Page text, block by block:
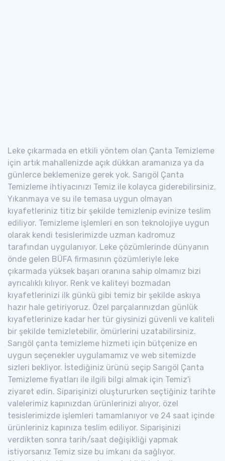
Leke çıkarmada en etkili yöntem olan Çanta Temizleme
için artık mahallenizde açık dükkan aramanıza ya da
günlerce beklemenize gerek yok. Sarıgöl Çanta
Temizleme ihtiyacınızı Temiz ile kolayca giderebilirsiniz.
Yıkanmaya ve su ile temasa uygun olmayan
kıyafetleriniz titiz bir şekilde temizlenip evinize teslim
ediliyor. Temizleme işlemleri en son teknolojiye uygun
olarak kendi tesislerimizde uzman kadromuz
tarafından uygulanıyor. Leke çözümlerinde dünyanın
önde gelen BÜFA firmasının çözümleriyle leke
çıkarmada yüksek başarı oranına sahip olmamız bizi
ayrıcalıklı kılıyor. Renk ve kaliteyi bozmadan
kıyafetlerinizi ilk günkü gibi temiz bir şekilde askıya
hazır hale getiriyoruz. Özel parçalarınızdan günlük
kıyafetlerinize kadar her tür giysinizi güvenli ve kaliteli
bir şekilde temizletebilir, ömürlerini uzatabilirsiniz.
Sarıgöl çanta temizleme hizmeti için bütçenize en
uygun seçenekler uygulamamız ve web sitemizde
sizleri bekliyor. İstediğiniz ürünü seçip Sarıgöl Çanta
Temizleme fiyatları ile ilgili bilgi almak için Temiz'i
ziyaret edin. Siparişinizi oluştururken seçtiğiniz tarihte
valelerimiz kapınızdan ürünlerinizi alıyor, özel
tesislerimizde işlemleri tamamlanıyor ve 24 saat içinde
ürünleriniz kapınıza teslim ediliyor. Siparişinizi
verdikten sonra tarih/saat değişikliği yapmak
istiyorsanız Temiz size bu imkanı da sağlıyor.